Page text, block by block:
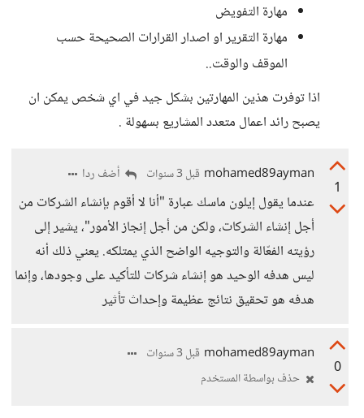
مهارة التفويض
مهارة التقرير او اصدار القرارات الصحيحة حسب
الموقف والوقت..
اذا توفرت هذين المهارتين بشكل جيد في اي شخص يمكن ان
يصبح رائد اعمال متعدد المشاريع بسهولة .
1
mohamed89ayman قبل 3 سنوات أضف ردا
عندما يقول إيلون ماسك عبارة "أنا لا أقوم بإنشاء الشركات من
أجل إنشاء الشركات، ولكن من أجل إنجاز الأمور"، يشير إلى
رؤيته الفعّالة والتوجيه الواضح الذي يمتلكه. يعني ذلك أنه
ليس هدفه الوحيد هو إنشاء شركات للتأكيد على وجودها، وإنما
هدفه هو تحقيق نتائج عظيمة وإحداث تأثير
0
mohamed89ayman قبل 3 سنوات
حذف بواسطة المستخدم